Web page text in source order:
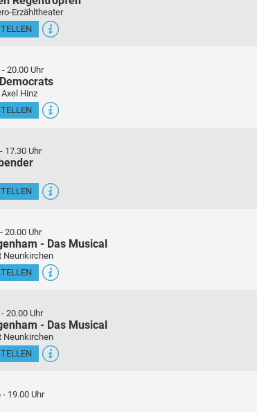
Erzähltheater
- 20.00 Uhr
Hinz
17.30 Uhr
20.00 Uhr
- Das Musical
Neunkirchen
- 20.00 Uhr
- Das Musical
Neunkirchen
- 19.00 Uhr